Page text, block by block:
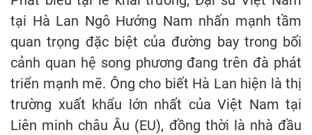
tại Hà Lan Ngô Hướng Nam nhấn mạnh tầm
quan trọng đặc biệt của đường bay trong bối
cảnh quan hệ song phương đang trên đà phát
triển mạnh mẽ. Ông cho biết Hà Lan hiện là thị
trường xuất khẩu lớn nhất của Việt Nam tại
Liên minh châu Âu (EU), đồng thời là nhà đầu